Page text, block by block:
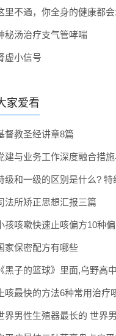
里不通，你全身的健康都
秘汤治疗支气管哮喘
虚小信号
家爱看
督教圣经讲章8篇
建与业务工作深度融合措
级和一级的区别是什么? 特
法所矫正思想汇报三篇
孩咳嗽快速止咳偏方10种
家保密配方有哪些
咳最快的方法6种常用治疗
界男性生殖器最长的 世界